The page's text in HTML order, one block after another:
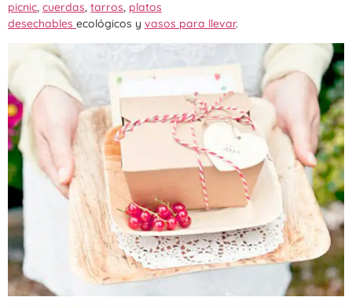
picnic, cuerdas, tarros, platos
desechables ecológicos y vasos para llevar.